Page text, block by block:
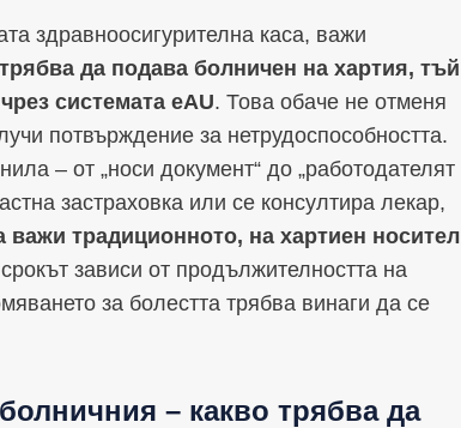
здравноосигурителна каса, важи
да подава болничен на хартия, тъй
системата eAU. Това обаче не отменя
потвърждение за нетрудоспособността.
– от „носи документ“ до „работодателят
застраховка или се консултира лекар,
традиционното, на хартиен носител
зависи от продължителността на
за болестта трябва винаги да се
– какво трябва да